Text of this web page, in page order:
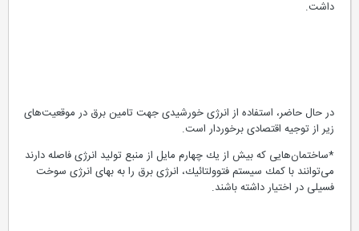
داشت.
در حال حاضر، استفاده از انرژی خورشیدی جهت تامین برق در موقعیت‌های
زیر از توجیه اقتصادی برخوردار است.
*ساختمان‌هایی كه بیش از یك چهارم مایل از منبع تولید انرژی فاصله دارند
می‌توانند با كمك سیستم فتوولتائیك، انرژی برق را به بهای انرژی سوخت
فسیلی در اختیار داشته باشند.